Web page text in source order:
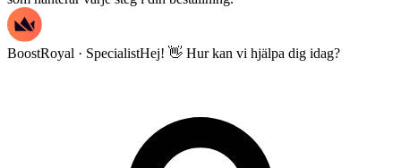
BoostRoyal · SpecialistHej! 👋 Hur kan vi hjälpa dig idag?